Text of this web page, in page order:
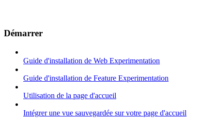
Démarrer
Guide d'installation de Web Experimentation
Guide d'installation de Feature Experimentation
Utilisation de la page d'accueil
Intégrer une vue sauvegardée sur votre page d'accueil